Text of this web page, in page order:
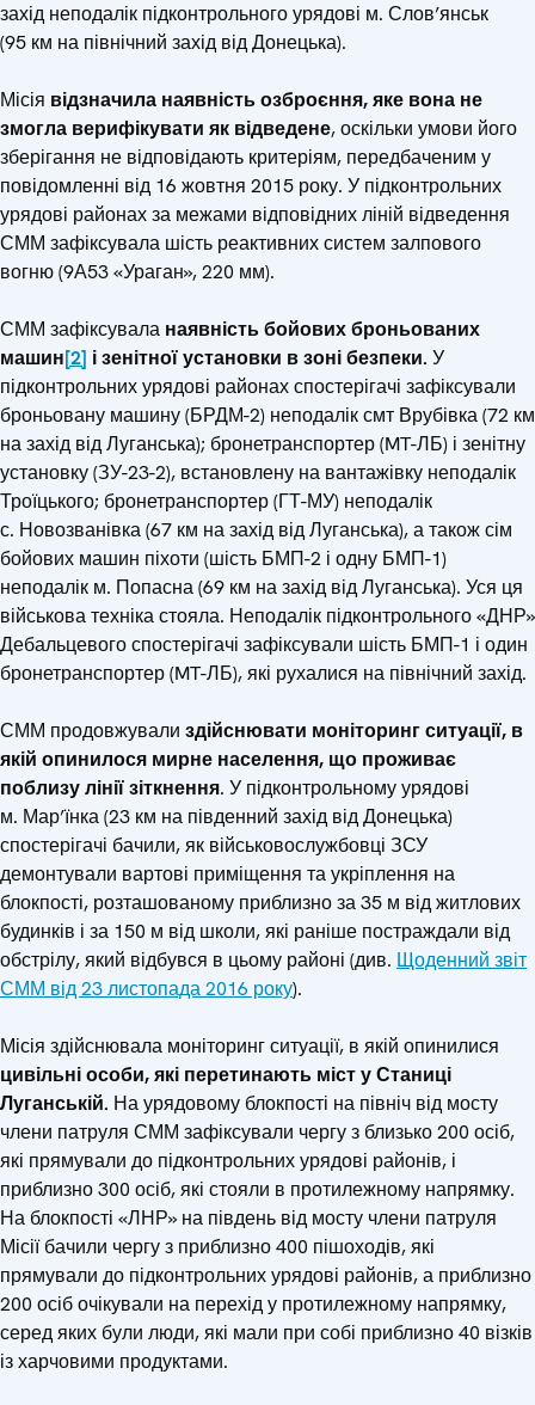
захід неподалік підконтрольного урядові м. Слов’янськ
(95 км на північний захід від Донецька).
Місія відзначила наявність озброєння, яке вона не
змогла верифікувати як відведене, оскільки умови його
зберігання не відповідають критеріям, передбаченим у
повідомленні від 16 жовтня 2015 року. У підконтрольних
урядові районах за межами відповідних ліній відведення
СММ зафіксувала шість реактивних систем залпового
вогню (9А53 «Ураган», 220 мм).
СММ зафіксувала наявність бойових броньованих
машин[2] і зенітної установки в зоні безпеки. У
підконтрольних урядові районах спостерігачі зафіксували
броньовану машину (БРДМ-2) неподалік смт Врубівка (72 км
на захід від Луганська); бронетранспортер (MT-ЛБ) і зенітну
установку (ЗУ-23-2), встановлену на вантажівку неподалік
Троїцького; бронетранспортер (ГТ-МУ) неподалік
с. Новозванівка (67 км на захід від Луганська), а також сім
бойових машин піхоти (шість БМП-2 і одну БМП-1)
неподалік м. Попасна (69 км на захід від Луганська). Уся ця
військова техніка стояла. Неподалік підконтрольного «ДНР»
Дебальцевого спостерігачі зафіксували шість БМП-1 і один
бронетранспортер (MT-ЛБ), які рухалися на північний захід.
СММ продовжували здійснювати моніторинг ситуації, в
якій опинилося мирне населення, що проживає
поблизу лінії зіткнення. У підконтрольному урядові
м. Мар’їнка (23 км на південний захід від Донецька)
спостерігачі бачили, як військовослужбовці ЗСУ
демонтували вартові приміщення та укріплення на
блокпості, розташованому приблизно за 35 м від житлових
будинків і за 150 м від школи, які раніше постраждали від
обстрілу, який відбувся в цьому районі (див. Щоденний звіт
СММ від 23 листопада 2016 року).
Місія здійснювала моніторинг ситуації, в якій опинилися
цивільні особи, які перетинають міст у Станиці
Луганській. На урядовому блокпості на північ від мосту
члени патруля СММ зафіксували чергу з близько 200 осіб,
які прямували до підконтрольних урядові районів, і
приблизно 300 осіб, які стояли в протилежному напрямку.
На блокпості «ЛНР» на південь від мосту члени патруля
Місії бачили чергу з приблизно 400 пішоходів, які
прямували до підконтрольних урядові районів, а приблизно
200 осіб очікували на перехід у протилежному напрямку,
серед яких були люди, які мали при собі приблизно 40 візків
із харчовими продуктами.